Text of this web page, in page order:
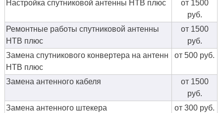
Настройка спутниковой антенны НТВ плюс
от 1500
руб.
Ремонтные работы спутниковой антенны
НТВ плюс
от 1500
руб.
Замена спутникового конвертера на антенн
НТВ плюс
от 500 руб.
Замена антенного кабеля
от 1500
руб.
Замена антенного штекера
от 300 руб.